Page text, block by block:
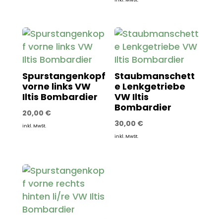
Spurstangenkopf
vorne links VW
Iltis Bombardier
20,00 €
inkl. MwSt.
Staubmanschett
e Lenkgetriebe
VW Iltis
Bombardier
30,00 €
inkl. MwSt.